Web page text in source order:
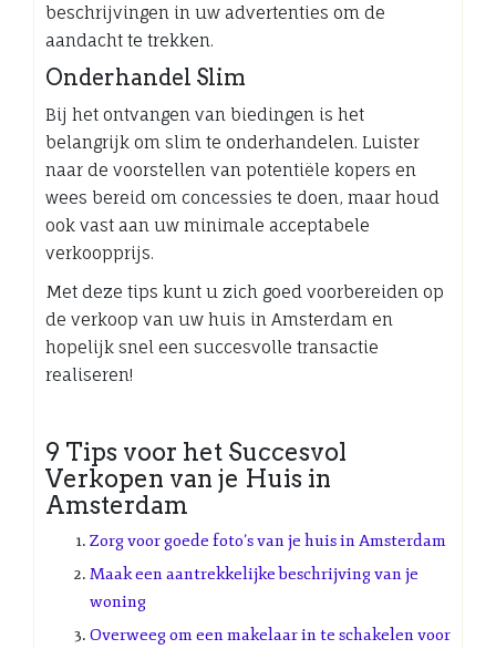
beschrijvingen in uw advertenties om de
aandacht te trekken.
Onderhandel Slim
Bij het ontvangen van biedingen is het
belangrijk om slim te onderhandelen. Luister
naar de voorstellen van potentiële kopers en
wees bereid om concessies te doen, maar houd
ook vast aan uw minimale acceptabele
verkoopprijs.
Met deze tips kunt u zich goed voorbereiden op
de verkoop van uw huis in Amsterdam en
hopelijk snel een succesvolle transactie
realiseren!
9 Tips voor het Succesvol
Verkopen van je Huis in
Amsterdam
Zorg voor goede foto’s van je huis in Amsterdam
Maak een aantrekkelijke beschrijving van je
woning
Overweeg om een makelaar in te schakelen voor